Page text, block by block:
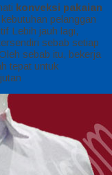
konveksi pakaian
pelanggan
Lebih jauh lagi,
sebab setiap
sebab itu, bekerja
tepat untuk